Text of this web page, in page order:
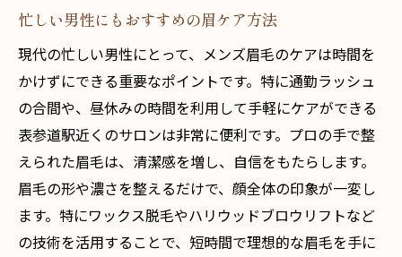
忙しい男性にもおすすめの眉ケア方法
現代の忙しい男性にとって、メンズ眉毛のケアは時間を
かけずにできる重要なポイントです。特に通勤ラッシュ
の合間や、昼休みの時間を利用して手軽にケアができる
表参道駅近くのサロンは非常に便利です。プロの手で整
えられた眉毛は、清潔感を増し、自信をもたらします。
眉毛の形や濃さを整えるだけで、顔全体の印象が一変し
ます。特にワックス脱毛やハリウッドブロウリフトなど
の技術を活用することで、短時間で理想的な眉毛を手に